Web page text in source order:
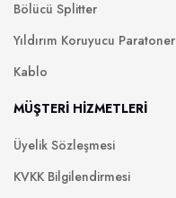
Bölücü Splitter
Yıldırım Koruyucu Paratoner
Kablo
MÜŞTERİ HİZMETLERİ
Üyelik Sözleşmesi
KVKK Bilgilendirmesi